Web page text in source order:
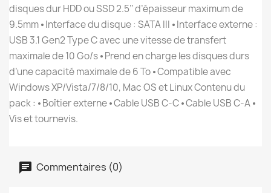
disques dur HDD ou SSD 2.5’’ d’épaisseur maximum de
9.5mm ⦁ Interface du disque : SATA III ⦁ Interface externe :
USB 3.1 Gen2 Type C avec une vitesse de transfert
maximale de 10 Go/s ⦁ Prend en charge les disques durs
d’une capacité maximale de 6 To ⦁ Compatible avec
Windows XP/Vista/7/8/10, Mac OS et Linux Contenu du
pack : ⦁ Boîtier externe ⦁ Cable USB C-C ⦁ Cable USB C-A ⦁
Vis et tournevis.
Commentaires (0)